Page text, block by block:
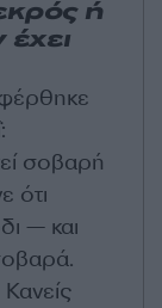
ή
έχει
σοβαρή
ότι
— και